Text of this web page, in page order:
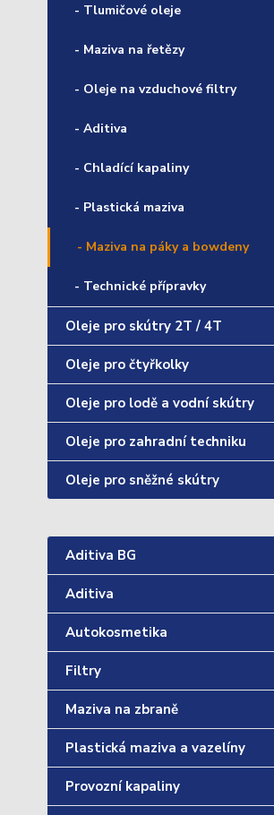
- Tlumičové oleje
- Maziva na řetězy
- Oleje na vzduchové filtry
- Aditiva
- Chladící kapaliny
- Plastická maziva
- Maziva na páky a bowdeny
- Technické přípravky
Oleje pro skútry 2T / 4T
Oleje pro čtyřkolky
Oleje pro lodě a vodní skútry
Oleje pro zahradní techniku
Oleje pro sněžné skútry
Aditiva BG
Aditiva
Autokosmetika
Filtry
Maziva na zbraně
Plastická maziva a vazelíny
Provozní kapaliny